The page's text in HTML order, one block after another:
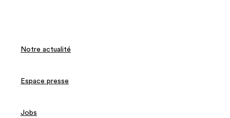
Notre actualité
Espace presse
Jobs